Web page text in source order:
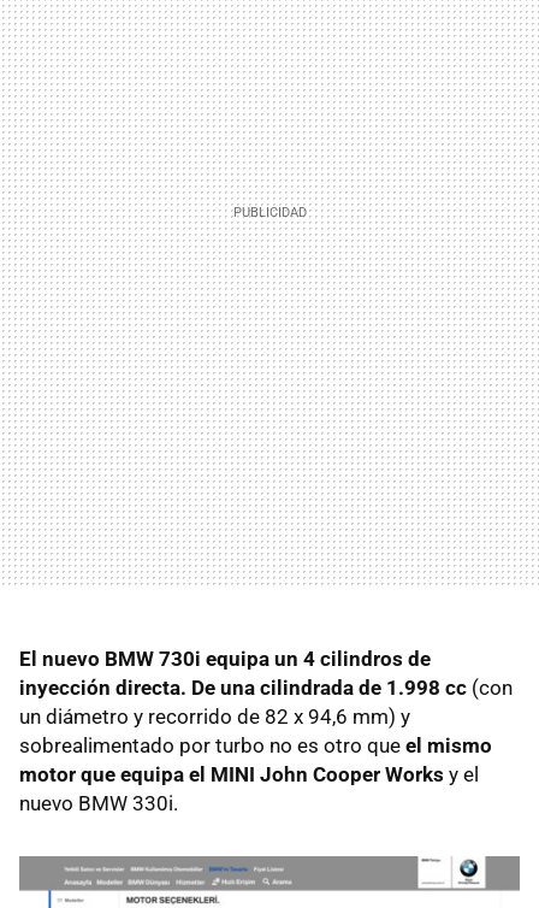
El nuevo BMW 730i equipa un 4 cilindros de
inyección directa. De una cilindrada de 1.998 cc (con
un diámetro y recorrido de 82 x 94,6 mm) y
sobrealimentado por turbo no es otro que el mismo
motor que equipa el MINI John Cooper Works y el
nuevo BMW 330i.